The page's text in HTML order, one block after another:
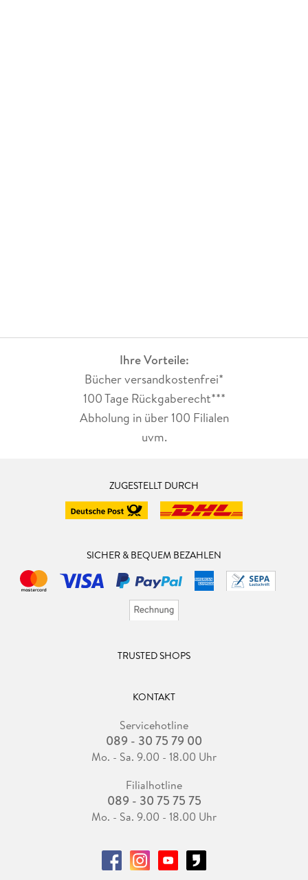
Ihre Vorteile:
Bücher versandkostenfrei*
100 Tage Rückgaberecht***
Abholung in über 100 Filialen
uvm.
ZUGESTELLT DURCH
SICHER & BEQUEM BEZAHLEN
TRUSTED SHOPS
KONTAKT
Servicehotline
089 - 30 75 79 00
Mo. - Sa. 9.00 - 18.00 Uhr
Filialhotline
089 - 30 75 75 75
Mo. - Sa. 9.00 - 18.00 Uhr